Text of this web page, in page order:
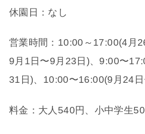
休園日：なし
営業時間：10:00～17:00(4月
9月1日〜9月23日)、9:00〜
31日)、10:00〜16:00(9月24
料金：大人540円、小中学生